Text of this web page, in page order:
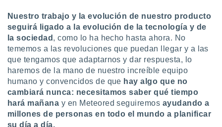
Nuestro trabajo y la evolución de nuestro producto
seguirá ligado a la evolución de la tecnología y de
la sociedad , como lo ha hecho hasta ahora. No
tememos a las revoluciones que puedan llegar y a las
que tengamos que adaptarnos y dar respuesta, lo
haremos de la mano de nuestro increíble equipo
humano y convencidos de que hay algo que no
cambiará nunca: necesitamos saber qué tiempo
hará mañana y en Meteored seguiremos ayudando a
millones de personas en todo el mundo a planificar
su día a día.